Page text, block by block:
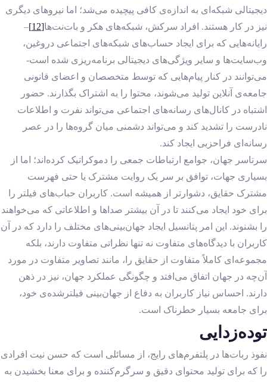
دیجیتالی شبکه‌ای به اندازه‌ی کافی پیچیده می‌شد؛ اما نیروهای دیگری
نیز در کار هستند. افراد سرکش، شبکه‌های هکر و بات‌نت‌ها[12]
–
رایانه‌هایی که برای ایجاد حساب‌های شبکه‌های اجتماعی دروغین،
وب‌سایت‌ها و سایر ویژگی‌های دیجیتالی برنامه‌ریزی شده است-
می‌توانند در کنار پیام‌هایی که توسط متخصصان و اعضای قانونی
جامعه‌ی آنلاین تولید می‌شوند، محتوا را به اشتراک بگذارند. حضور
اشتباه در کانال‌های رسانه‌های اجتماعی می‌تواند نفرت و اطلاعات
نادرست را تشدید کند و می‌تواند دشمنی میان گروه‌ها را در عصر
رسانه‌ای فراحزبی ایجاد کند.
سرتاسر جهان، جوامع ارتباطات جمعی را دموکراتیک کرده‌اند؛ اما از
بسیاری جهات، توافق بر سر یک روایت مشترک یا حتی فهرست
مشترک حقایق، دشوارتر از همیشه است. کاربران حباب‌های فیلتر را
برای خود ایجاد می‌کنند تا در آن بیشتر صداها و اطلاعاتی که می‌خواهند
را بشنوند. این امر پتانسیل ایجاد جهان‌بینی‌های مختلف را دارد که در آن
کاربران با دیدگاه‌های متفاوت نه تنها نظراتی متفاوت دارند، بلکه
مجموعه‌ای کاملاً متفاوت از حقایق را، مانند تصاویر متفاوت در مورد
آن‌چه در جهان اتفاق می‌افتد و چگونگی عملکرد جهان، نیز در ذهن
دارند. احساس نیاز کاربران به دفاع از جهان‌بینی فیلترشده‌ی خود،
برای جامعه بسیار خطرناک است.
توده‌زدایی
نفوذ ربات‌ها در پلتفرم‌های رایج، از مسائلی است که حسن نیت افرادی
را که برای تولید محتوای دقیق و سرگرم‌کننده و برای معنا بخشیدن به